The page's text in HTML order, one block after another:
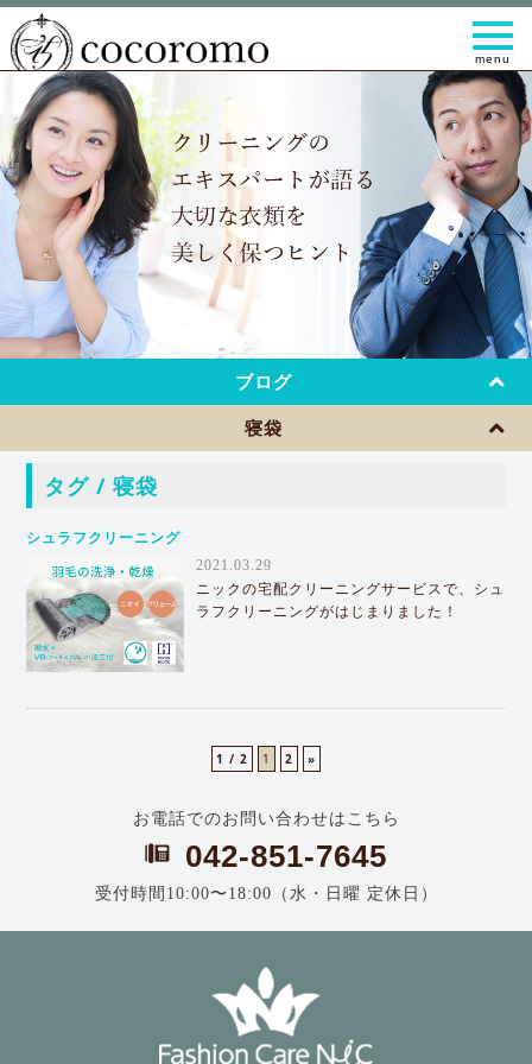
t
o
g
g
l
e
n
a
v
i
g
a
t
i
o
n
ブログ
寝袋
タグ / 寝袋
シュラフクリーニング
2021.03.29
ニックの宅配クリーニングサービスで、シュ
ラフクリーニングがはじまりました！
1 / 2 1 2 »
お電話でのお問い合わせはこちら
042-851-7645
受付時間10:00〜18:00（水・日曜 定休日）